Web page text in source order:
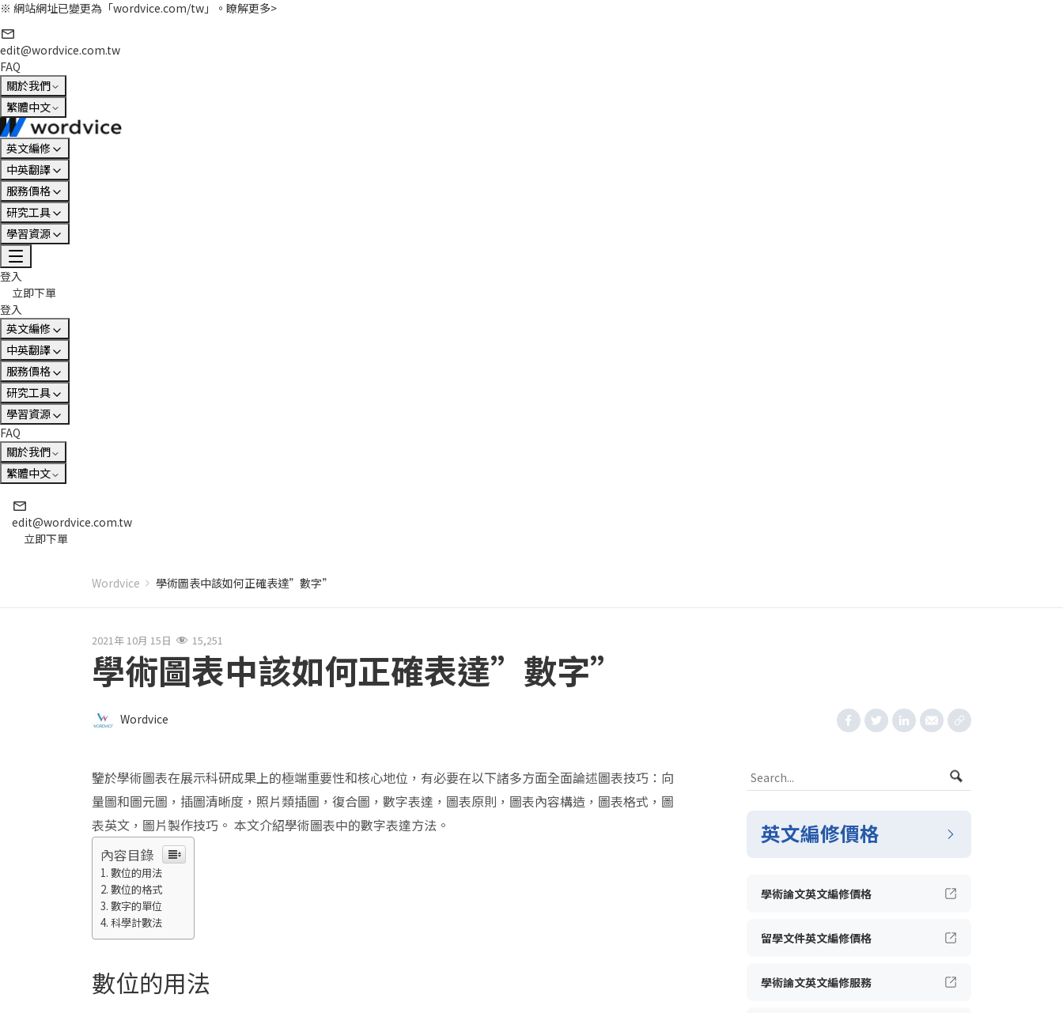
※ 網站網址已變更為「wordvice.com/tw」。 瞭解更多>
edit@wordvice.com.tw
FAQ
關於我們
繁體中文
英文編修
中英翻譯
服務價格
研究工具
學習資源
登入
立即下單
登入
英文編修
中英翻譯
服務價格
研究工具
學習資源
FAQ
關於我們
繁體中文
edit@wordvice.com.tw
立即下單
Wordvice 學術圖表中該如何正確表達”數字”
2021年 10月 15日 15,251
學術圖表中該如何正確表達”數字”
Wordvice
鑒於學術圖表在展示科研成果上的極端重要性和核心地位，有必要在以下諸多方面全面論述圖表技巧：向
量圖和圖元圖，插圖清晰度，照片類插圖，復合圖，數字表達，圖表原則，圖表內容構造，圖表格式，圖
表英文，圖片製作技巧。 本文介紹學術圖表中的數字表達方法。
內容目錄
數位的用法
數位的格式
數字的單位
科學計數法
數位的用法
英文編修價格
學術論文英文編修價格
留學文件英文編修價格
學術論文英文編修服務